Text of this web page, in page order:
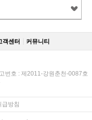
객센터 커뮤니티
번호 : 제2011-강원춘천-0087호
급방침